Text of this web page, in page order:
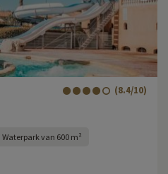
(8.4/10)
Waterpark van 600 m²